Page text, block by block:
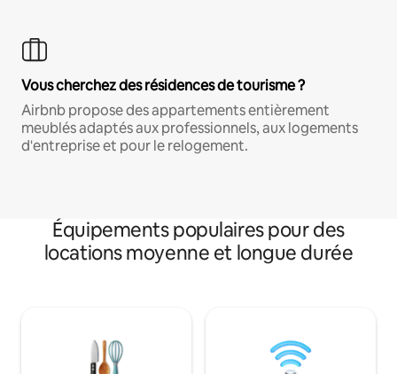
Vous cherchez des résidences de tourisme ?
Airbnb propose des appartements entièrement
meublés adaptés aux professionnels, aux logements
d'entreprise et pour le relogement.
Équipements populaires pour des
locations moyenne et longue durée